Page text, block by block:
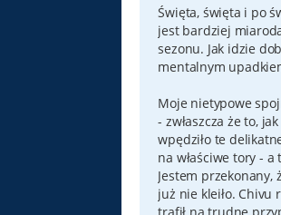
t
Święta, święta i po
jest bardziej
sezonu. Jak idzie
mentalnym
Moje nietypowe
- zwłaszcza że to,
wpędziło te
na właściwe tory -
Jestem przekonany,
już nie kleiło. Chivu